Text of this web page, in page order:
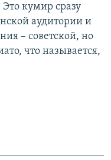
кумир сразу
аудитории и
– советской, но
что называется,